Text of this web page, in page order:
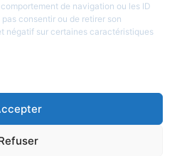
de navigation ou les ID
consentir ou de retirer son
négatif sur certaines caractéristiques